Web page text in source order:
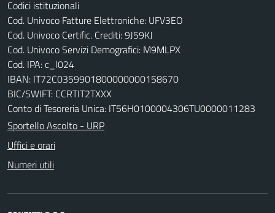
Codici istituzionali
Cod. Univoco Fatture Elettroniche: UFV3EO
Cod. Univoco Certific. Crediti: 9J59KJ
Cod. Univoco Servizi Demografici: M9MLPX
Cod. IPA: c_l024
IBAN: IT72C0359901800000000158670
BIC/SWIFT: CCRTIT2TXXX
Conto di Tesoreria Unica: IT56H0100004306TU0000011283
Sportello Ascolto - URP
Uffici e orari
Numeri utili